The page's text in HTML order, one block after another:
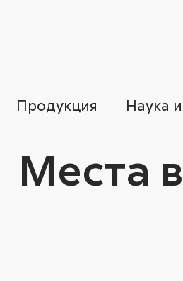
Продукция Наука
Места